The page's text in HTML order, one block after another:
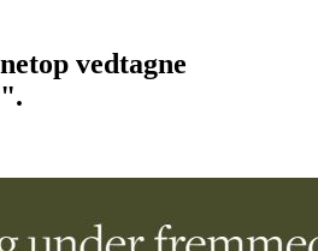
vedtagne